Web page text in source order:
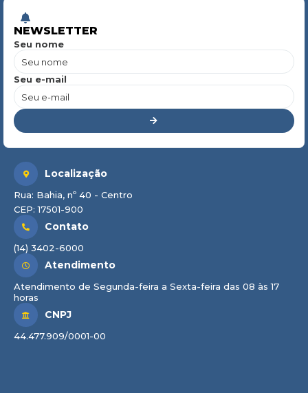
NEWSLETTER
Seu nome
Seu e-mail
Localização
Rua: Bahia, nº 40 - Centro
CEP: 17501-900
Contato
(14) 3402-6000
Atendimento
Atendimento de Segunda-feira a Sexta-feira das 08 às 17
horas
CNPJ
44.477.909/0001-00